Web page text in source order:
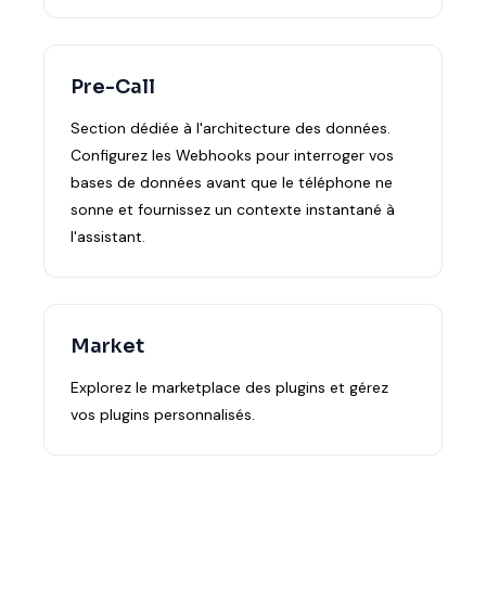
Pre-Call
Section dédiée à l'architecture des données.
Configurez les Webhooks pour interroger vos
bases de données avant que le téléphone ne
sonne et fournissez un contexte instantané à
l'assistant.
Market
Explorez le marketplace des plugins et gérez
vos plugins personnalisés.